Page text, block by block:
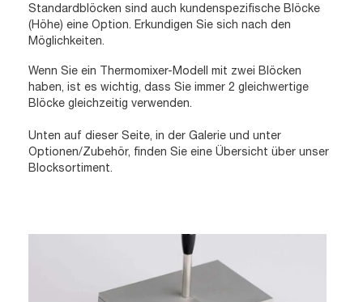
Standardblöcken sind auch kundenspezifische Blöcke
(Höhe) eine Option. Erkundigen Sie sich nach den
Möglichkeiten.
Wenn Sie ein Thermomixer-Modell mit zwei Blöcken
haben, ist es wichtig, dass Sie immer 2 gleichwertige
Blöcke gleichzeitig verwenden.
Unten auf dieser Seite, in der Galerie und unter
Optionen/Zubehör, finden Sie eine Übersicht über unser
Blocksortiment.